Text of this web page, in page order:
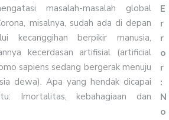
masalah-masalah global
misalnya, sudah ada di depan
kecanggihan berpikir manusia,
kecerdasan artifisial (artificial
sapiens sedang bergerak menuju
dewa). Apa yang hendak dicapai
Imortalitas, kebahagiaan dan
E
r
r
o
r
:
N
o